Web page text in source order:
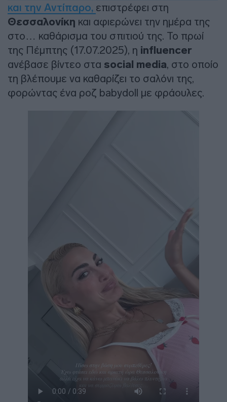
και την Αντίπαρο, επιστρέφει στη
Θεσσαλονίκη και αφιερώνει την ημέρα της
στο… καθάρισμα του σπιτιού της. Το πρωί
της Πέμπτης (17.07.2025), η influencer
ανέβασε βίντεο στα social media, στο οποίο
τη βλέπουμε να καθαρίζει το σαλόνι της,
φορώντας ένα ροζ babydoll με φράουλες.